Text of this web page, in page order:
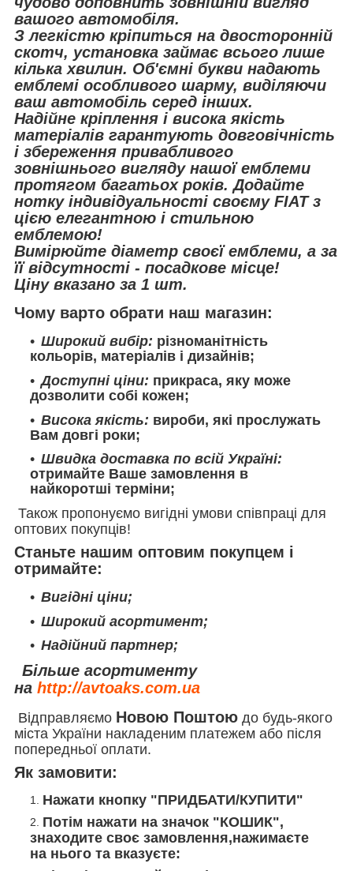
вашого автомобіля.
З легкістю кріпиться на двосторонній
скотч, установка займає всього лише
кілька хвилин. Об'ємні букви надають
емблемі особливого шарму, виділяючи
ваш автомобіль серед інших.
Надійне кріплення і висока якість
матеріалів гарантують довговічність
і збереження привабливого
зовнішнього вигляду нашої емблеми
протягом багатьох років. Додайте
нотку індивідуальності своєму FIAT з
цією елегантною і стильною
емблемою!
Вимірюйте діаметр своєї емблеми, а за
її відсутності - посадкове місце!
Ціну вказано за 1 шт.
Чому варто обрати наш магазин:
Широкий вибір: різноманітність
кольорів, матеріалів і дизайнів;
Доступні ціни: прикраса, яку може
дозволити собі кожен;
Висока якість: вироби, які прослужать
Вам довгі роки;
Швидка доставка по всій Україні:
отримайте Ваше замовлення в
найкоротші терміни;
Також пропонуємо вигідні умови співпраці для
оптових покупців!
Станьте нашим оптовим покупцем і
отримайте:
Вигідні ціни;
Широкий асортимент;
Надійний партнер;
Більше асортименту
на http://avtoaks.com.ua
Відправляємо Новою Поштою до будь-якого
міста України накладеним платежем або після
попередньої оплати.
Як замовити:
Нажати кнопку "ПРИДБАТИ/КУПИТИ"
Потім нажати на значок "КОШИК",
знаходите своє замовлення,нажимаєте
на нього та вказуєте: